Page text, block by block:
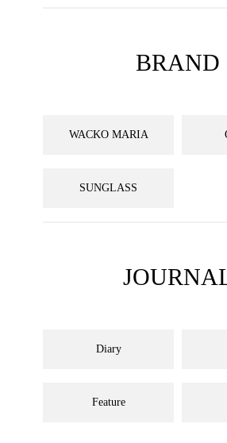
BRAND
WACKO MARIA
SUNGLASS
Diary
Feature